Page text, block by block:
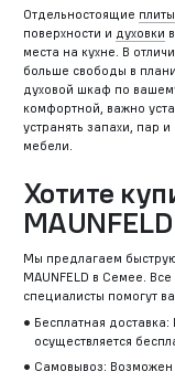
Отдельностоящие плиты
поверхности и духовки
места на кухне. В
больше свободы в
духовой шкаф по
комфортной, важно
устранять запахи, пар и
мебели.
Хотите
Мы предлагаем
MAUNFELD в Семее.
специалисты помогут
Бесплатная
осуществляется
Самовывоз: Возможен